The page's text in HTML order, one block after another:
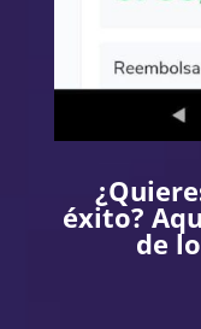
éxito?
de